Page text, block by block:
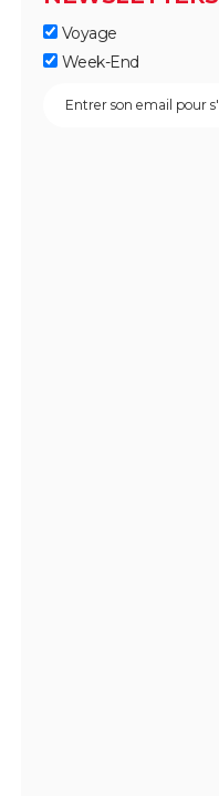
Voyage
Week-End